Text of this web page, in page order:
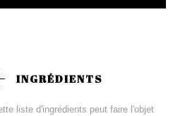
INGRÉDIENTS
liste d'ingrédients peut faire l'objet